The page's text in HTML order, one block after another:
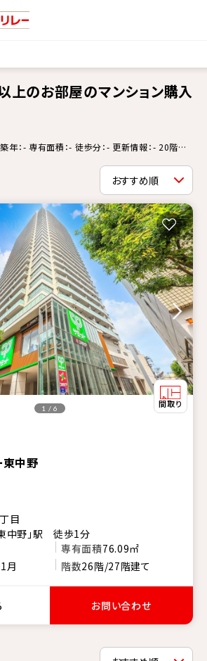
上のお部屋のマンション購入
東中野
1 / 6
目
中野」駅 徒歩1分
専有面積76.09㎡
月 階数26階/27階建て
お問い合わせ